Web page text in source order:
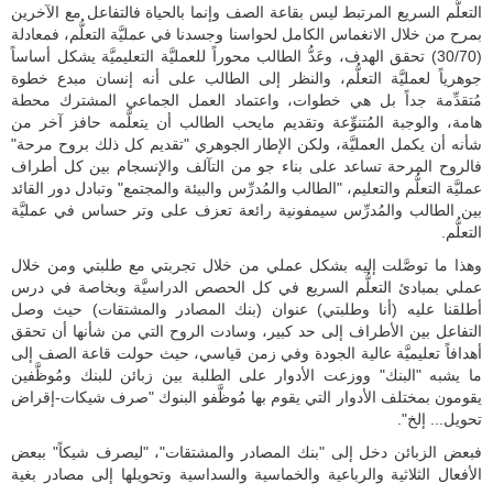
التعلُّم السريع المرتبط ليس بقاعة الصف وإنما بالحياة فالتفاعل مع الآخرين
بمرح من خلال الانغماس الكامل لحواسنا وجسدنا في عمليَّة التعلُّم، فمعادلة
(30/70) تحقق الهدف، وعَدُّ الطالب محوراً للعمليَّة التعليميَّة يشكل أساساً
جوهرياً لعمليَّة التعلُّم، والنظر إلى الطالب على أنه إنسان مبدع خطوة
مُتقدِّمة جداً بل هي خطوات، واعتماد العمل الجماعي المشترك محطة
هامة، والوجبة المُتنوِّعة وتقديم مايحب الطالب أن يتعلَّمه حافز آخر من
شأنه أن يكمل العمليَّة، ولكن الإطار الجوهري "تقديم كل ذلك بروح مرحة"
فالروح المرحة تساعد على بناء جو من التآلف والإنسجام بين كل أطراف
عمليَّة التعلُّم والتعليم، "الطالب والمُدرِّس والبيئة والمجتمع" وتبادل دور القائد
بين الطالب والمُدرِّس سيمفونية رائعة تعزف على وتر حساس في عمليَّة
التعلُّم.
وهذا ما توصَّلت إليه بشكل عملي من خلال تجربتي مع طلبتي ومن خلال
عملي بمبادئ التعلُّم السريع في كل الحصص الدراسيَّة وبخاصة في درس
أطلقنا عليه (أنا وطلبتي) عنوان (بنك المصادر والمشتقات) حيث وصل
التفاعل بين الأطراف إلى حد كبير، وسادت الروح التي من شأنها أن تحقق
أهدافاً تعليميَّة عالية الجودة وفي زمن قياسي، حيث حولت قاعة الصف إلى
ما يشبه "البنك" ووزعت الأدوار على الطلبة بين زبائن للبنك ومُوظَّفين
يقومون بمختلف الأدوار التي يقوم بها مُوظَّفو البنوك "صرف شيكات-إقراض
تحويل... إلخ".
فبعض الزبائن دخل إلى "بنك المصادر والمشتقات"، "ليصرف شيكاً" ببعض
الأفعال الثلاثية والرباعية والخماسية والسداسية وتحويلها إلى مصادر بغية